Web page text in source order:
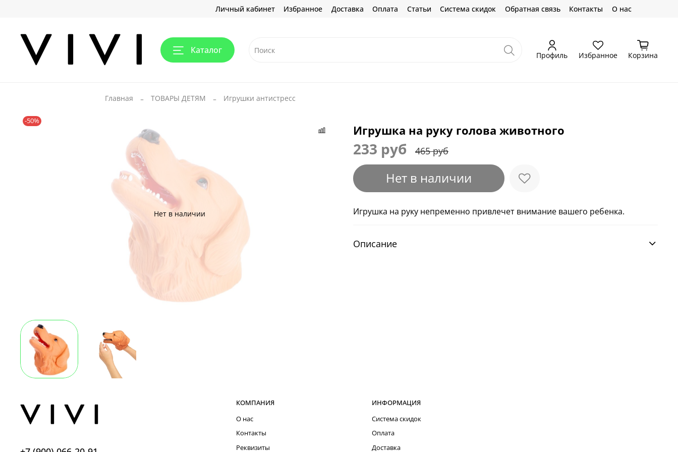
Личный кабинет Избранное Доставка Оплата Статьи Система скидок Обратная связь Контакты О нас
Каталог Профиль Избранное Корзина
Главная ТОВАРЫ ДЕТЯМ Игрушки антистресс
Нет в наличии
-50%
Игрушка на руку голова животного
233 руб 465 руб
Нет в наличии
Игрушка на руку непременно привлечет внимание вашего ребенка.
Описание
КОМПАНИЯ
О нас
Контакты
Реквизиты
ИНФОРМАЦИЯ
Система скидок
Оплата
Доставка